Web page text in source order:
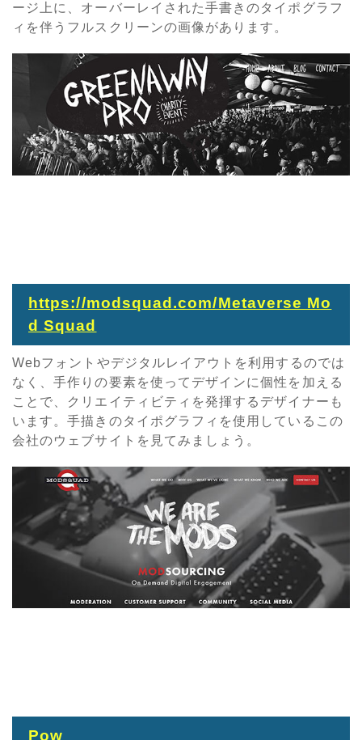
ージ上に、オーバーレイされた手書きのタイポグラフ
ィを伴うフルスクリーンの画像があります。
https://modsquad.com/Metaverse Mo
d Squad
Webフォントやデジタルレイアウトを利用するのでは
なく、手作りの要素を使ってデザインに個性を加える
ことで、クリエイティビティを発揮するデザイナーも
います。手描きのタイポグラフィを使用しているこの
会社のウェブサイトを見てみましょう。
Pow